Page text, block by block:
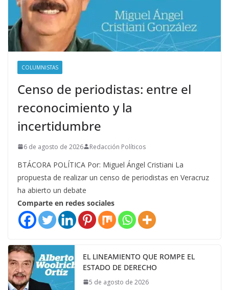
COLUMNISTAS
Censo de periodistas: entre el
reconocimiento y la
incertidumbre
6 de agosto de 2026 Redacción Políticos
BTÁCORA POLÍTICA Por: Miguel Ángel Cristiani La
propuesta de realizar un censo de periodistas en Veracruz
ha abierto un debate
Comparte en redes sociales
EL LINEAMIENTO QUE ROMPE EL
ESTADO DE DERECHO
5 de agosto de 2026